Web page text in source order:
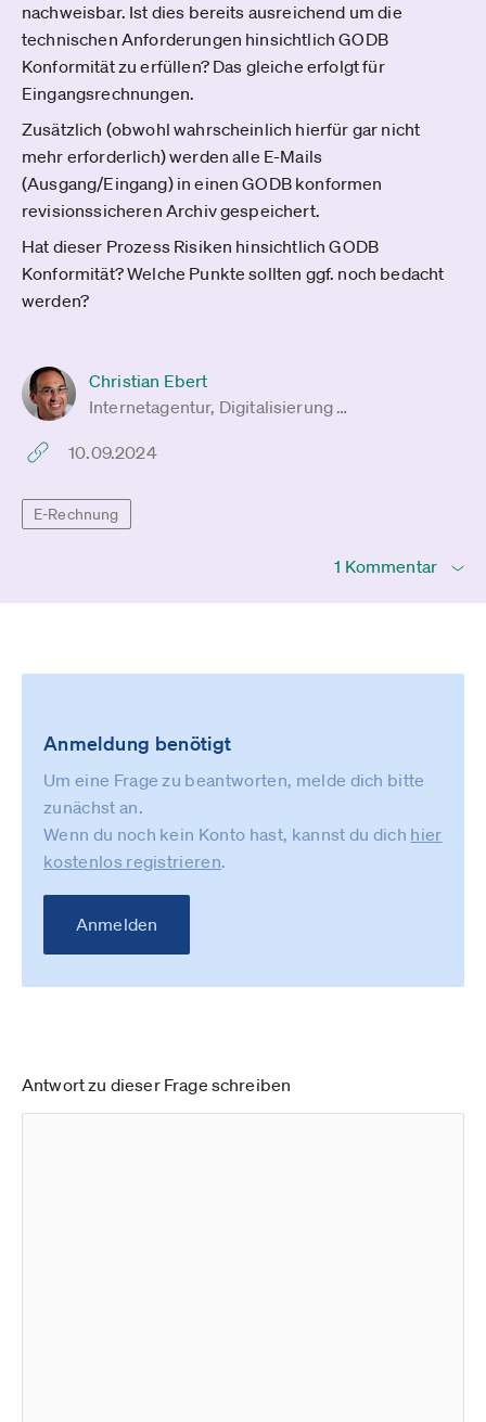
nachweisbar. Ist dies bereits ausreichend um die
technischen Anforderungen hinsichtlich GODB
Konformität zu erfüllen? Das gleiche erfolgt für
Eingangsrechnungen.
Zusätzlich (obwohl wahrscheinlich hierfür gar nicht
mehr erforderlich) werden alle E-Mails
(Ausgang/Eingang) in einen GODB konformen
revisionssicheren Archiv gespeichert.
Hat dieser Prozess Risiken hinsichtlich GODB
Konformität? Welche Punkte sollten ggf. noch bedacht
werden?
Christian Ebert
Internetagentur, Digitalisierung …
10.09.2024
E-Rechnung
1 Kommentar
Anmeldung benötigt
Um eine Frage zu beantworten, melde dich bitte
zunächst an.
Wenn du noch kein Konto hast, kannst du dich hier
kostenlos registrieren.
Anmelden
Antwort zu dieser Frage schreiben